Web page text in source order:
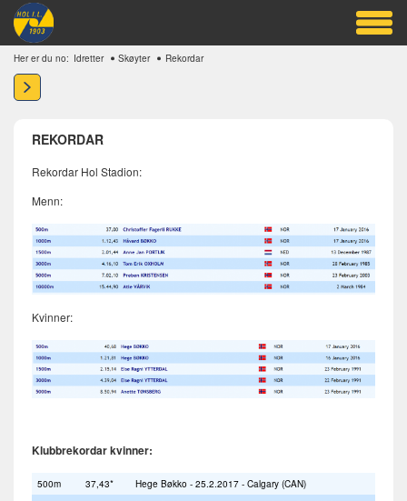
Her er du no: Idretter Skøyter Rekordar
REKORDAR
Rekordar Hol Stadion:
Menn:
Kvinner:
Klubbrekordar kvinner:
500m 37,43*
Hege Bøkko - 25.2.2017 - Calgary (CAN)